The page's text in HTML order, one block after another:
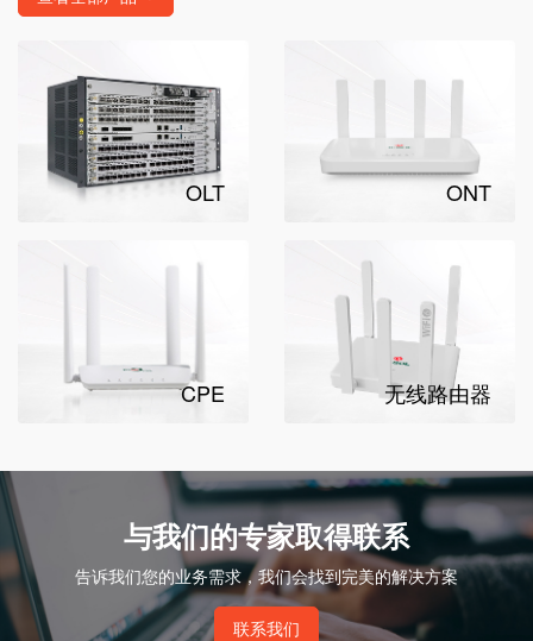
OLT ONT
CPE 无线路由器
与我们的专家取得联系
告诉我们您的业务需求，我们会找到完美的解决方案
联系我们